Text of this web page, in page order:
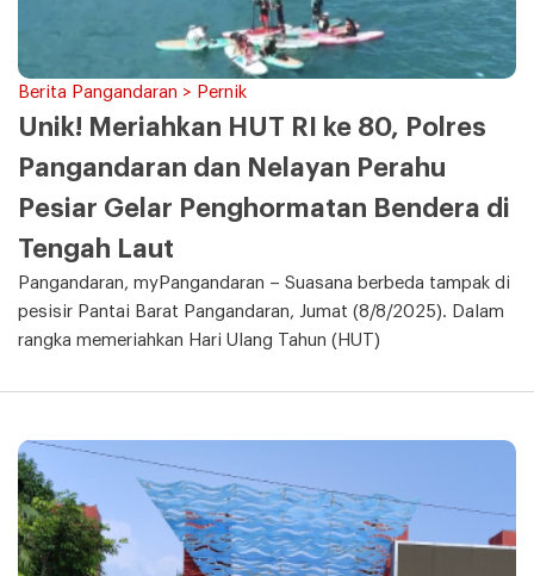
Berita Pangandaran > Pernik
Unik! Meriahkan HUT RI ke 80, Polres
Pangandaran dan Nelayan Perahu
Pesiar Gelar Penghormatan Bendera di
Tengah Laut
Pangandaran, myPangandaran – Suasana berbeda tampak di
pesisir Pantai Barat Pangandaran, Jumat (8/8/2025). Dalam
rangka memeriahkan Hari Ulang Tahun (HUT)